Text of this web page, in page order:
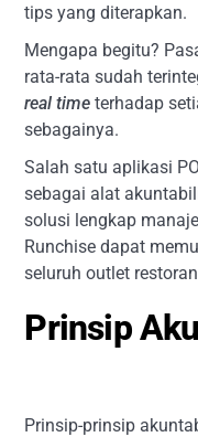
tips yang diterapkan.
Mengapa begitu?
rata-rata sudah
real time terhadap
sebagainya.
Salah satu aplikasi
sebagai alat
solusi lengkap
Runchise dapat
seluruh outlet
Prinsip
Prinsip-prinsip